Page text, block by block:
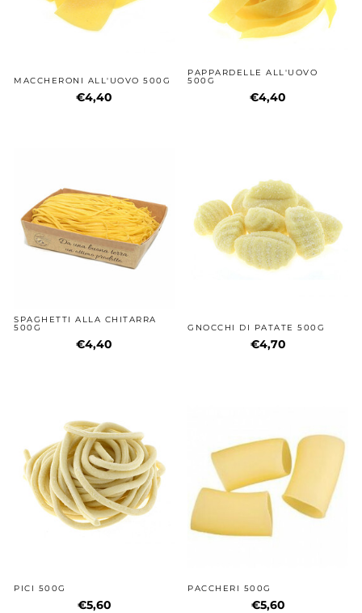
MACCHERONI ALL'UOVO 500G
€4,40
PAPPARDELLE ALL'UOVO
500G
€4,40
SPAGHETTI ALLA CHITARRA
500G
€4,40
GNOCCHI DI PATATE 500G
€4,70
PICI 500G
€5,60
PACCHERI 500G
€5,60